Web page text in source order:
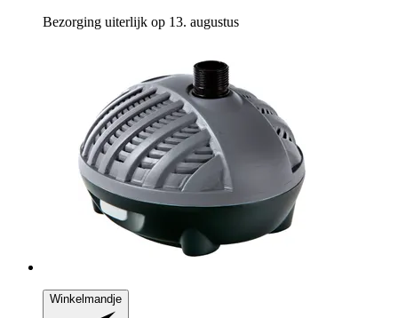
Bezorging uiterlijk op 13. augustus
Winkelmandje